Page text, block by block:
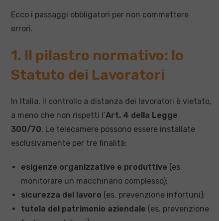
Ecco i passaggi obbligatori per non commettere
errori.
1. Il pilastro normativo: lo
Statuto dei Lavoratori
In Italia, il controllo a distanza dei lavoratori è vietato,
a meno che non rispetti l’Art. 4 della Legge
300/70. Le telecamere possono essere installate
esclusivamente per tre finalità:
esigenze organizzative e produttive (es.
monitorare un macchinario complesso);
sicurezza del lavoro (es. prevenzione infortuni);
tutela del patrimonio aziendale (es. prevenzione